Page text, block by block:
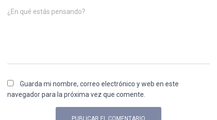
¿En qué estás pensando?
Guarda mi nombre, correo electrónico y web en este
navegador para la próxima vez que comente.